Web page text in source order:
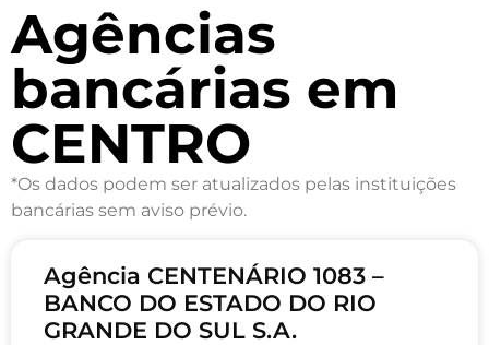
Agências
bancárias em
CENTRO
*Os dados podem ser atualizados pelas instituições
bancárias sem aviso prévio.
Agência CENTENÁRIO 1083 –
BANCO DO ESTADO DO RIO
GRANDE DO SUL S.A.